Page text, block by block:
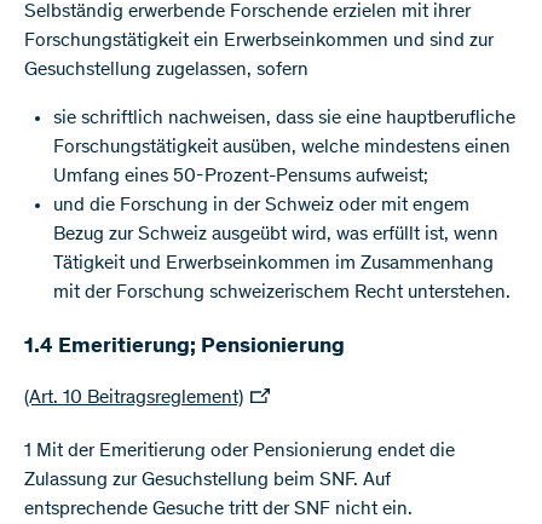
Selbständig erwerbende Forschende erzielen mit ihrer
Forschungstätigkeit ein Erwerbseinkommen und sind zur
Gesuchstellung zugelassen, sofern
sie schriftlich nachweisen, dass sie eine hauptberufliche
Forschungstätigkeit ausüben, welche mindestens einen
Umfang eines 50-Prozent-Pensums aufweist;
und die Forschung in der Schweiz oder mit engem
Bezug zur Schweiz ausgeübt wird, was erfüllt ist, wenn
Tätigkeit und Erwerbseinkommen im Zusammenhang
mit der Forschung schweizerischem Recht unterstehen.
1.4 Emeritierung; Pensionierung
(Art. 10 Beitragsreglement)
1 Mit der Emeritierung oder Pensionierung endet die
Zulassung zur Gesuchstellung beim SNF. Auf
entsprechende Gesuche tritt der SNF nicht ein.